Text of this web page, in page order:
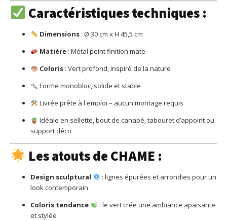
Caractéristiques techniques :
Dimensions: Ø 30 cm x H 45,5 cm
Matière: Métal peint finition mate
Coloris: Vert profond, inspiré de la nature
Forme monobloc, solide et stable
Livrée prête à l'emploi – aucun montage requis
Idéale en sellette, bout de canapé, tabouret d’appoint ou
support déco
Les atouts de CHAME :
Design sculptural
: lignes épurées et arrondies pour un
look contemporain
Coloris tendance
: le vert crée une ambiance apaisante
et stylée